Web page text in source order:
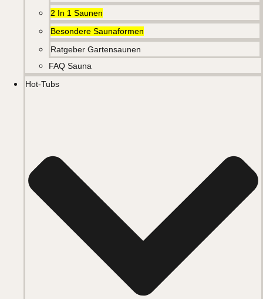
2 In 1 Saunen
Besondere Saunaformen
Ratgeber Gartensaunen
FAQ Sauna
Hot-Tubs